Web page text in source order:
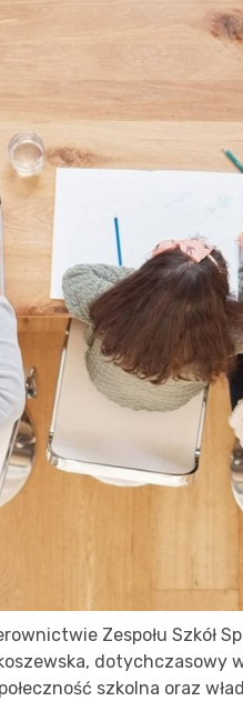
Zespołu Szkół
dotychczasowy
szkolna oraz